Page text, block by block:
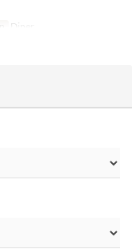
Diner